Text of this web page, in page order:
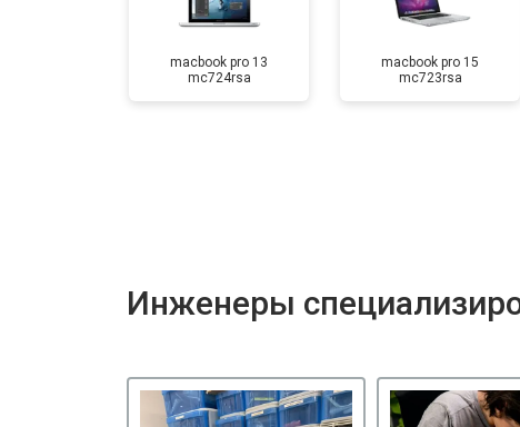
macbook pro 13
mc724rsa
macbook pro 15
mc723rsa
Инженеры